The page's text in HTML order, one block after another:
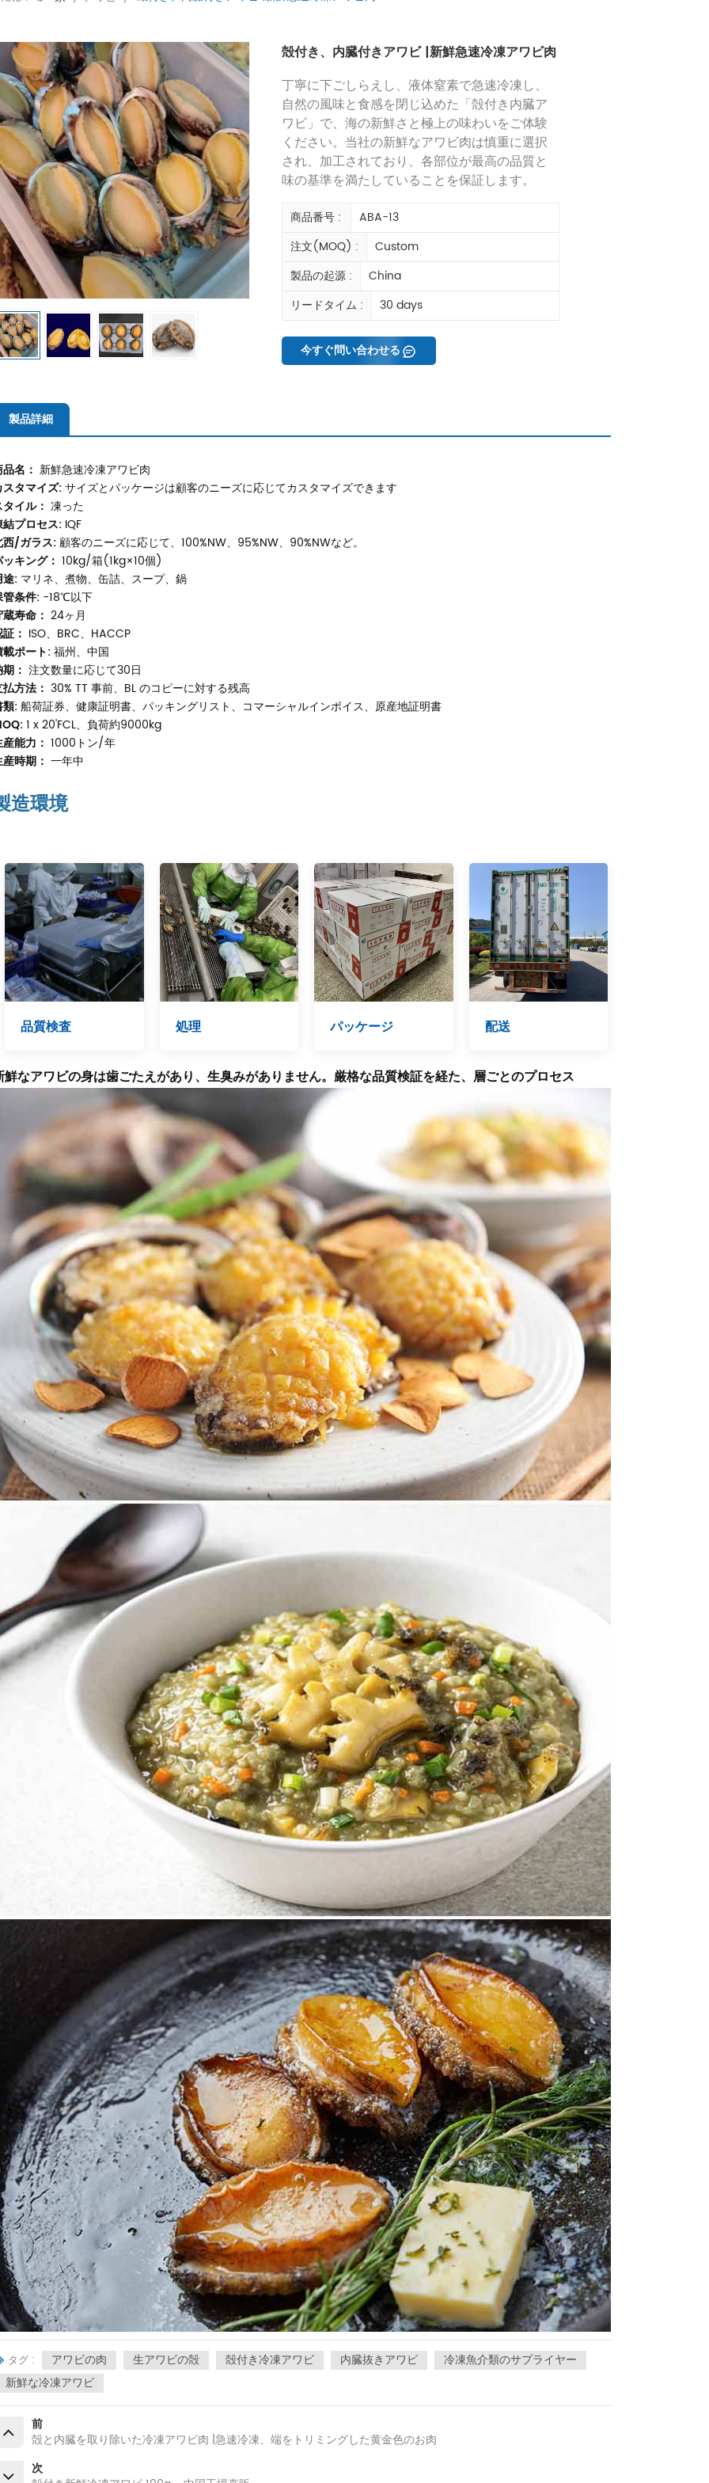
殻付き、内臓付きアワビ |新鮮急速冷凍アワビ肉
丁寧に下ごしらえし、液体窒素で急速冷凍し、
自然の風味と食感を閉じ込めた「殻付き内臓ア
ワビ」で、海の新鮮さと極上の味わいをご体験
ください。当社の新鮮なアワビ肉は慎重に選択
され、加工されており、各部位が最高の品質と
味の基準を満たしていることを保証します。
商品番号 :
ABA-13
注文(MOQ) :
Custom
製品の起源 :
China
リードタイム :
30 days
今すぐ問い合わせる
製品詳細
名： 新鮮急速冷凍アワビ肉
スタマイズ:サイズとパッケージは顧客のニーズに応じてカスタマイズできます
イル： 凍った
結プロセス: IQF
西/ガラス:顧客のニーズに応じて、100%NW、95%NW、90%NWなど。
キング： 10kg/箱(1kg×10個)
途: マリネ、煮物、缶詰、スープ、鍋
管条件: -18℃以下
寿命： 24ヶ月
： ISO、BRC、HACCP
載ポート:福州、中国
： 注文数量に応じて30日
方法： 30% TT 事前、BL のコピーに対する残高
類:船荷証券、健康証明書、パッキングリスト、コマーシャルインボイス、原産地証明書
1 x 20'FCL、負荷約9000kg
能力： 1000トン/年
時期： 一年中
造環境
品質検査 処理 パッケージ 配送
鮮なアワビの身は歯ごたえがあり、生臭みがありません。厳格な品質検証を経た、層ごとのプロセス
タグ : アワビの肉 生アワビの殻 殻付き冷凍アワビ 内臓抜きアワビ
冷凍魚介類のサプライヤー
新鮮な冷凍アワビ
前
殻と内臓を取り除いた冷凍アワビ肉 |急速冷凍、端をトリミングした黄金色のお肉
次